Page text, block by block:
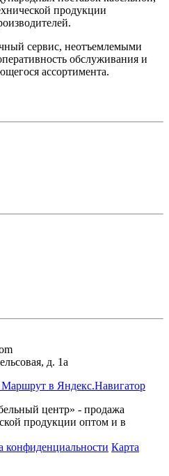
продукции
сервис, неотъемлемыми
обслуживания и
ассортимента.
д. 1а
Маршрут в Яндекс.Навигатор
центр» - продажа
продукции оптом и в
конфиденциальности Карта